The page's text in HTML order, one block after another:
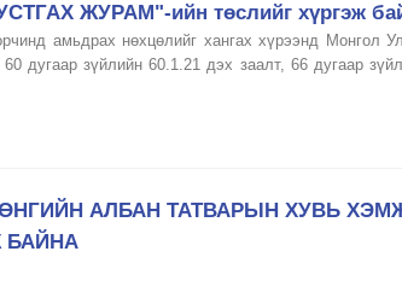
ЖУРАМ"-ийн төслийг хүргэж
амьдрах нөхцөлийг хангах хүрээнд Монгол
дугаар зүйлийн 60.1.21 дэх заалт, 66 дугаар
АЛБАН ТАТВАРЫН ХУВЬ
БАЙНА